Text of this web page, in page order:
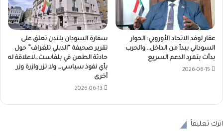
عقار لوفد الاتحاد الأوروبي: الحوار
السوداني يبدأ من الداخل.. والحرب
بدأت بتمرد الدعم السريع
2026-06-15
سفارة السودان بلندن تعلق على
تقرير صحيفة “الديلي تلغراف” حول
حادثة الطعن في بلفاست…لاعلاقة له
بأي نفوذ سياسي… ولا تزر وازرة وزر
أخرى
2026-06-13
اترك تعليقاً